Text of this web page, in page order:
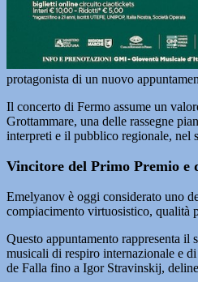
protagonista di un nuovo
Il concerto di Fermo assume un
Grottammare, una delle rassegne
interpreti e il pubblico regionale, nel
Vincitore del Primo Premio e
Emelyanov è oggi considerato uno
compiacimento virtuosistico, qualità
Questo appuntamento rappresenta
musicali di respiro internazionale e
de Falla fino a Igor Stravinskij,